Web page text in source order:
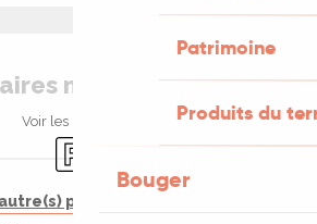
Patrimoine
Produits du
Bouger
coordonnées
non définis
Voir les horaires
Parking
autre(s) prestation(s)